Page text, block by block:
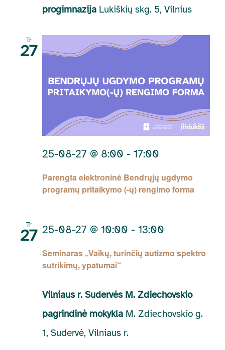
progimnazija Lukiškių skg. 5, Vilnius
Tr
27
Parengta elektroninė Bendrųjų ugdymo
programų pritaikymo (-ų) rengimo forma
25-08-27 @ 8:00 - 17:00
Tr
27
Seminaras „Vaikų, turinčių autizmo spektro
sutrikimų, ypatumai“
25-08-27 @ 10:00 - 13:00
Vilniaus r. Sudervės M. Zdiechovskio
pagrindinė mokykla M. Zdiechovskio g.
1, Sudervė, Vilniaus r.